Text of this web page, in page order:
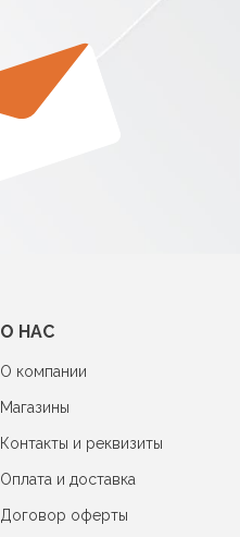
О НАС
О компании
Магазины
Контакты и реквизиты
Оплата и доставка
Договор оферты